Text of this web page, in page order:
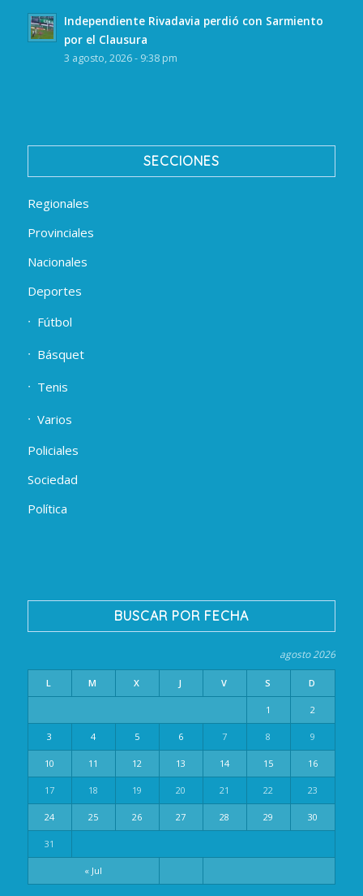
Independiente Rivadavia perdió con Sarmiento
por el Clausura
3 agosto, 2026 - 9:38 pm
SECCIONES
Regionales
Provinciales
Nacionales
Deportes
Fútbol
Básquet
Tenis
Varios
Policiales
Sociedad
Política
BUSCAR POR FECHA
agosto 2026
L M X J V S D
« Jul
1 2
3 4 5 6 7 8 9
10 11 12 13 14 15 16
17 18 19 20 21 22 23
24 25 26 27 28 29 30
31